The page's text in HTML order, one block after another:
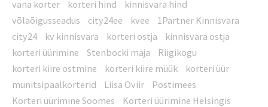
vana korter
korteri hind
kinnisvara hind
võlaõigusseadus
city24ee kvee
1Partner Kinnisvara
city24
kv kinnisvara korteri ostja
kinnisvara ostja
korteri üürimine
Stenbocki maja
Riigikogu
korteri kiire ostmine
korteri kiire müük
korteri üür
munitsipaalkorterid
Liisa Oviir
Postimees
Korteri üürimine Soomes
Korteri üürimine Helsingis